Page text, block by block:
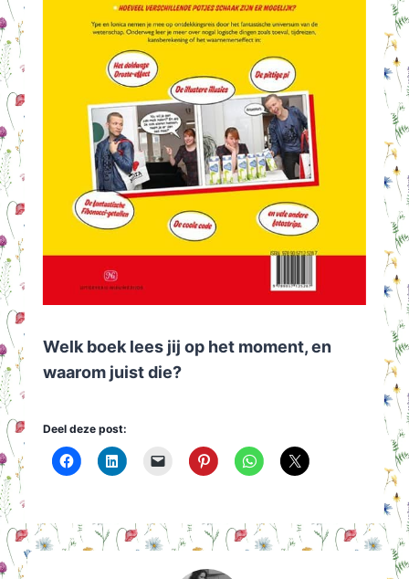
Welk boek lees jij op het moment, en
waarom juist die?
Deel deze post: